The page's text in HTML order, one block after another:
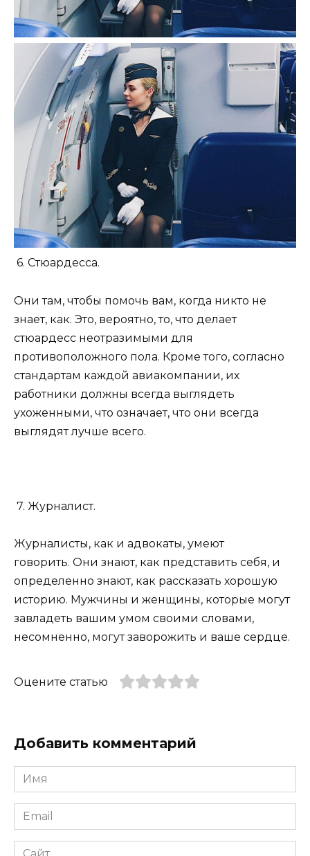
6. Стюардесса.
Они там, чтобы помочь вам, когда никто не
знает, как. Это, вероятно, то, что делает
стюардесс неотразимыми для
противоположного пола. Кроме того, согласно
стандартам каждой авиакомпании, их
работники должны всегда выглядеть
ухоженными, что означает, что они всегда
выглядят лучше всего.
7. Журналист.
Журналисты, как и адвокаты, умеют
говорить. Они знают, как представить себя, и
определенно знают, как рассказать хорошую
историю. Мужчины и женщины, которые могут
завладеть вашим умом своими словами,
несомненно, могут заворожить и ваше сердце.
Оцените статью
Добавить комментарий
Имя
*
Email
*
Сайт